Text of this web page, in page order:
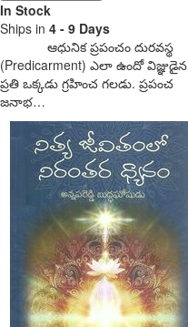
In Stock
Ships in 4 - 9 Days
ఆధునిక ప్రపంచం దురవస్థ
(Predicarment) ఎలా ఉందో విజ్ఞుడైన
ప్రతి ఒక్కడు గ్రహించ గలడు. ప్రపంచ
జనాభ…